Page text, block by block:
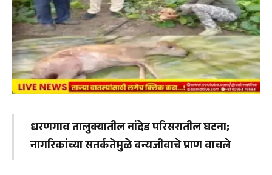
धरणगाव तालुक्यातील नांदेड परिसरातील घटना;
नागरिकांच्या सतर्कतेमुळे वन्यजीवाचे प्राण वाचले